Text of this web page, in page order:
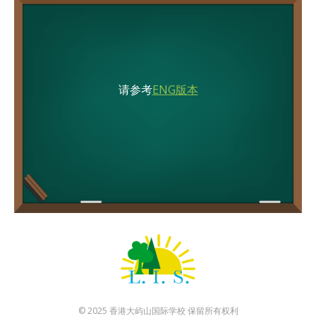
请参考ENG版本
© 2025 香港大屿山国际学校 保留所有权利